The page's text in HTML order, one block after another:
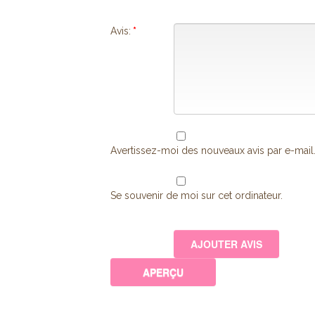
Avis: *
Avertissez-moi des nouveaux avis par e-mail.
Se souvenir de moi sur cet ordinateur.